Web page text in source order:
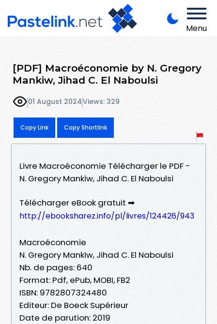
Menu
[PDF] Macroéconomie by N. Gregory
Mankiw, Jihad C. El Naboulsi
01 August 2024Views: 329
Copy Link Copy Shortlink
Livre Macroéconomie Télécharger le PDF -
N. Gregory Mankiw, Jihad C. El Naboulsi
Télécharger eBook gratuit ➡
http://ebooksharez.info/pl/livres/124426/943
Macroéconomie
N. Gregory Mankiw, Jihad C. El Naboulsi
Nb. de pages: 640
Format: Pdf, ePub, MOBI, FB2
ISBN: 9782807324480
Editeur: De Boeck Supérieur
Date de parution: 2019